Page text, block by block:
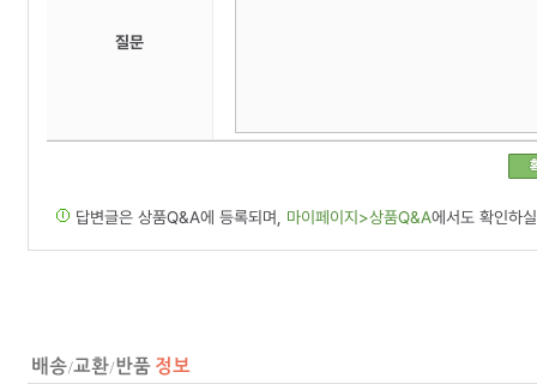
질문
답변글은 상품Q&A에 등록되며, 마이페이지>상품Q&A에서도 확인하